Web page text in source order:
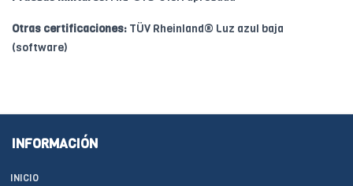
Otras certificaciones: TÜV Rheinland® Luz azul baja
(software)
INFORMACIÓN
INICIO